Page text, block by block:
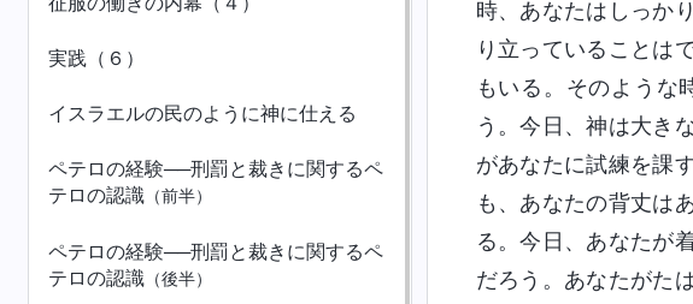
実践（６）
イスラエルの民のように神に仕える
ペテロの経験──刑罰と裁きに関するペ
テロの認識 （前半）
ペテロの経験──刑罰と裁きに関するペ
テロの認識 （後半）
時、あなたはしっか
り立っていることは
もいる。そのような
う。今日、神は大き
があなたに試練を課
も、あなたの背丈は
る。今日、あなたが
だろう。あなたがた